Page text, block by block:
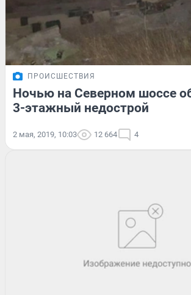
ПРОИСШЕСТВИЯ
Ночью на Северном шоссе
3-этажный недострой
2 мая, 2019, 10:03 12 664 4